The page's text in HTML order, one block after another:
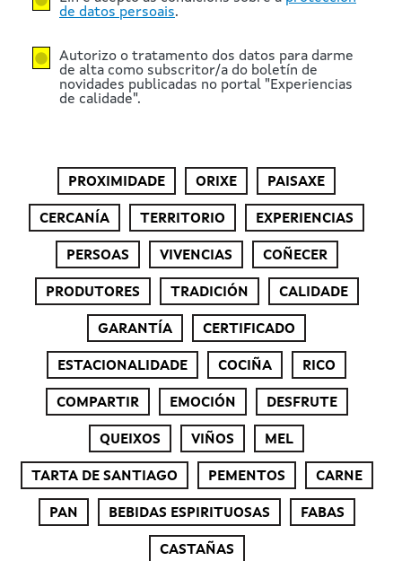
de datos persoais.
Autorizo o tratamento dos datos para darme
de alta como subscritor/a do boletín de
novidades publicadas no portal "Experiencias
de calidade".
PROXIMIDADE ORIXE PAISAXE
CERCANÍA TERRITORIO EXPERIENCIAS
PERSOAS VIVENCIAS COÑECER
PRODUTORES TRADICIÓN CALIDADE
GARANTÍA CERTIFICADO
ESTACIONALIDADE COCIÑA RICO
COMPARTIR EMOCIÓN DESFRUTE
QUEIXOS VIÑOS MEL
TARTA DE SANTIAGO PEMENTOS CARNE
PAN BEBIDAS ESPIRITUOSAS FABAS
CASTAÑAS